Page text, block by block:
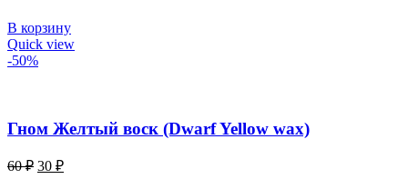
В корзину
Quick view
-50%
Гном Желтый воск (Dwarf Yellow wax)
60₽ Первоначальная
30 ₽Текущая